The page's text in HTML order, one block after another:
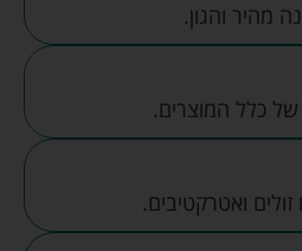
מהיר והגון.
כלל המוצרים.
ואטרקטיבים.